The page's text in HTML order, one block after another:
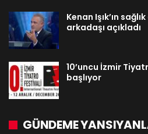
Kenan Işık’ın
arkadaşı açıkladı
10’uncu İzmir
başlıyor
GÜNDEME